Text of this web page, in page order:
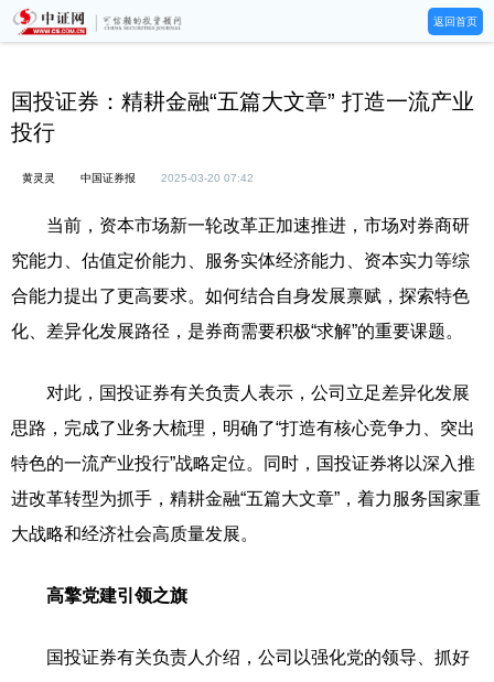
返回首页
国投证券：精耕金融“五篇大文章” 打造一流产业
投行
黄灵灵 中国证券报 2025-03-20 07:42
当前，资本市场新一轮改革正加速推进，市场对券商研
究能力、估值定价能力、服务实体经济能力、资本实力等综
合能力提出了更高要求。如何结合自身发展禀赋，探索特色
化、差异化发展路径，是券商需要积极“求解”的重要课题。
对此，国投证券有关负责人表示，公司立足差异化发展
思路，完成了业务大梳理，明确了“打造有核心竞争力、突出
特色的一流产业投行”战略定位。同时，国投证券将以深入推
进改革转型为抓手，精耕金融“五篇大文章”，着力服务国家重
大战略和经济社会高质量发展。
高擎党建引领之旗
国投证券有关负责人介绍，公司以强化党的领导、抓好